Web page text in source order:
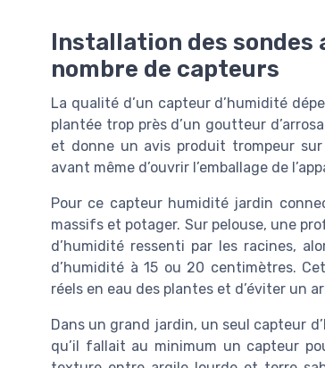
Installation des
nombre de capteurs
La qualité d’un capteur d’humidité
plantée trop près d’un goutteur
et donne un avis produit trompeur
avant même d’ouvrir l’emballage de
Pour ce capteur humidité jardin
massifs et potager. Sur pelouse, une
d’humidité ressenti par les racines,
d’humidité à 15 ou 20 centimètres.
réels en eau des plantes et d’éviter un
Dans un grand jardin, un seul capteur
qu’il fallait au minimum un capteur